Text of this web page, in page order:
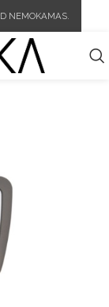
NEMOKAMAS.